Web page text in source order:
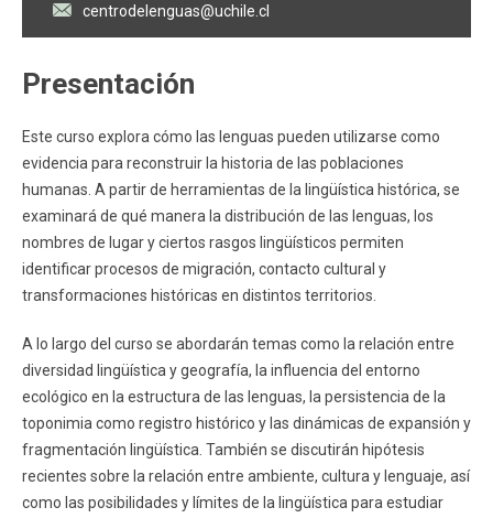
centrodelenguas@uchile.cl
Presentación
Este curso explora cómo las lenguas pueden utilizarse como
evidencia para reconstruir la historia de las poblaciones
humanas. A partir de herramientas de la lingüística histórica, se
examinará de qué manera la distribución de las lenguas, los
nombres de lugar y ciertos rasgos lingüísticos permiten
identificar procesos de migración, contacto cultural y
transformaciones históricas en distintos territorios.
A lo largo del curso se abordarán temas como la relación entre
diversidad lingüística y geografía, la influencia del entorno
ecológico en la estructura de las lenguas, la persistencia de la
toponimia como registro histórico y las dinámicas de expansión y
fragmentación lingüística. También se discutirán hipótesis
recientes sobre la relación entre ambiente, cultura y lenguaje, así
como las posibilidades y límites de la lingüística para estudiar